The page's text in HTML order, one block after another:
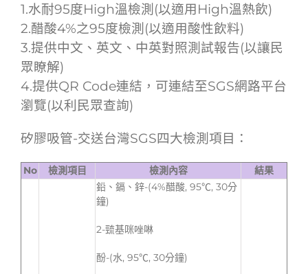
1.水耐95度High溫檢測(以適用High溫熱飲)
2.醋酸4%之95度檢測(以適用酸性飲料)
3.提供中文、英文、中英對照測試報告(以讓民
眾瞭解)
4.提供QR Code連結，可連結至SGS網路平台
瀏覽(以利民眾查詢)
矽膠吸管-交送台灣SGS四大檢測項目：
No 檢測項目 檢測內容 結果
鉛、鎘、鋅-(4%醋酸, 95℃, 30分
鐘)
2-巰基咪唑啉
酚-(水, 95℃, 30分鐘)